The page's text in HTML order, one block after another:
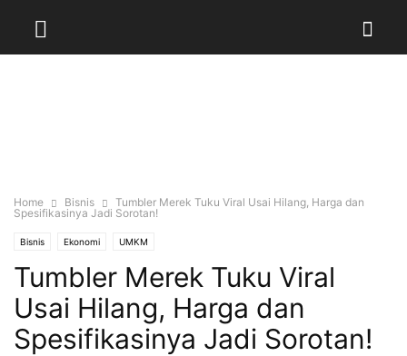
Home Bisnis
Tumbler Merek Tuku Viral Usai Hilang, Harga dan
Spesifikasinya Jadi Sorotan!
Bisnis Ekonomi UMKM
Tumbler Merek Tuku Viral
Usai Hilang, Harga dan
Spesifikasinya Jadi Sorotan!